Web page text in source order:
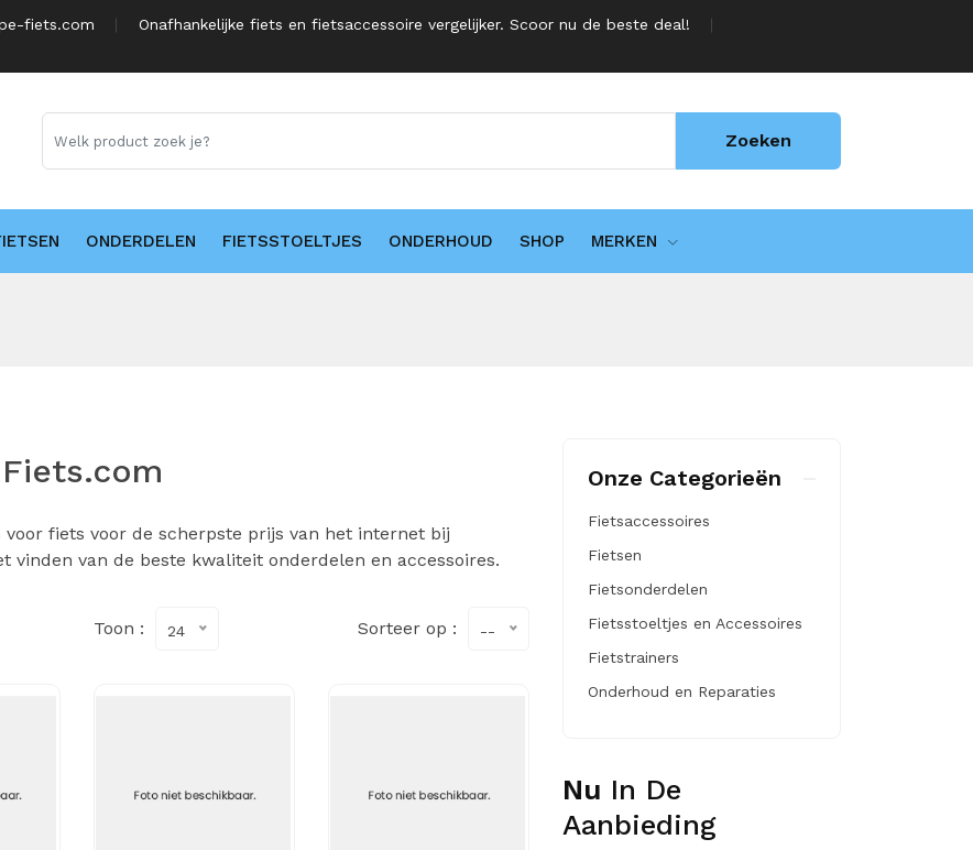
fiets.com
Onafhankelijke fiets en fietsaccessoire vergelijker. Scoor nu de beste deal!
Zoeken
ONDERDELEN FIETSSTOELTJES ONDERHOUD SHOP MERKEN
fiets voor de scherpste prijs van het internet bij
vinden van de beste kwaliteit onderdelen en accessoires.
Toon : 24 Sorteer op : --
Onze Categorieën
Fietsaccessoires
Fietsen
Fietsonderdelen
Fietsstoeltjes en Accessoires
Fietstrainers
Onderhoud en Reparaties
Nu In De
Aanbieding